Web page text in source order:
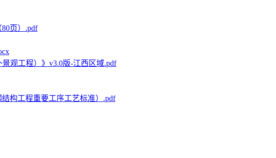
页）.pdf
观工程）》v3.0版-江西区域.pdf
构工程重要工序工艺标准）.pdf